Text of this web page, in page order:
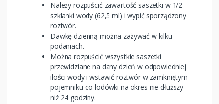
Należy rozpuścić zawartość saszetki w 1/2
szklanki wody (62,5 ml) i wypić sporządzony
roztwór.
Dawkę dzienną można zażywać w kilku
podaniach.
Można rozpuścić wszystkie saszetki
przewidziane na dany dzień w odpowiedniej
ilości wody i wstawić roztwór w zamkniętym
pojemniku do lodówki na okres nie dłuższy
niż 24 godziny.